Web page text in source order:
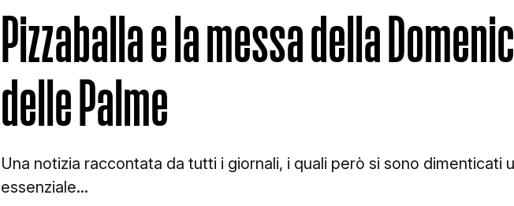
SCIENZA E TECNOLOGIA
Pizzaballa e la messa della
delle Palme
Una notizia raccontata da tutti i giornali, i quali però si sono dimenticati
essenziale...